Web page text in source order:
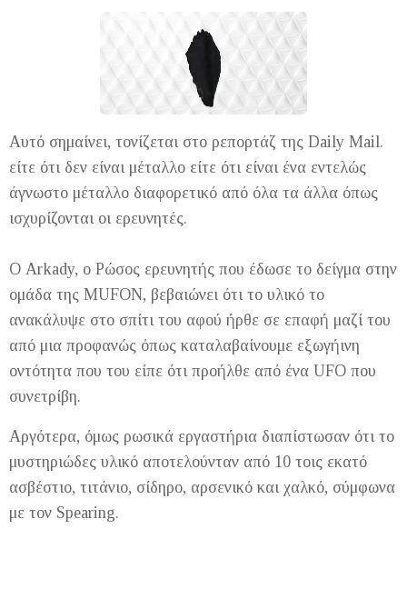
Αυτό σημαίνει, τονίζεται στο ρεπορτάζ της Daily Mail.
είτε ότι δεν είναι μέταλλο είτε ότι είναι ένα εντελώς
άγνωστο μέταλλο διαφορετικό από όλα τα άλλα όπως
ισχυρίζονται οι ερευνητές.
Ο Arkady, ο Ρώσος ερευνητής που έδωσε το δείγμα στην
ομάδα της MUFON, βεβαιώνει ότι το υλικό το
ανακάλυψε στο σπίτι του αφού ήρθε σε επαφή μαζί του
από μια προφανώς όπως καταλαβαίνουμε εξωγήινη
οντότητα που του είπε ότι προήλθε από ένα UFO που
συνετρίβη.
Αργότερα, όμως ρωσικά εργαστήρια διαπίστωσαν ότι το
μυστηριώδες υλικό αποτελούνταν από 10 τοις εκατό
ασβέστιο, τιτάνιο, σίδηρο, αρσενικό και χαλκό, σύμφωνα
με τον Spearing.